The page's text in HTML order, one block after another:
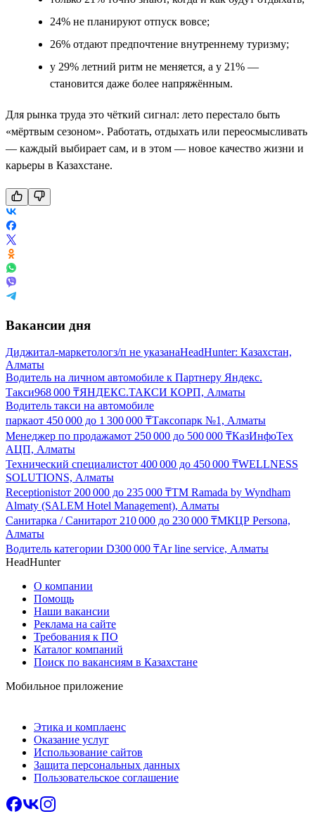
24% не планируют отпуск вовсе;
26% отдают предпочтение внутреннему туризму;
у 29% летний ритм не меняется, а у 21% —
становится даже более напряжённым.
Для рынка труда это чёткий сигнал: лето перестало быть
«мёртвым сезоном». Работать, отдыхать или переосмысливать
— каждый выбирает сам, и в этом — новое качество жизни и
карьеры в Казахстане.
Вакансии дня
Диджитал-маркетологз/п не указанаHeadHunter: Казахстан,
Алматы
Водитель на личном автомобиле к Партнеру Яндекс.
Такси968 000 ₸ЯНДЕКС.ТАКСИ КОРП, Алматы
Водитель такси на автомобиле
паркаот 450 000 до 1 300 000 ₸Таксопарк №1, Алматы
Менеджер по продажамот 250 000 до 500 000 ₸КазИнфоТех
АЦП, Алматы
Технический специалистот 400 000 до 450 000 ₸WELLNESS
SOLUTIONS, Алматы
Receptionistот 200 000 до 235 000 ₸ТМ Ramada by Wyndham
Almaty (SALEM Hotel Management), Алматы
Санитарка / Санитарот 210 000 до 230 000 ₸МКЦР Persona,
Алматы
Водитель категории D300 000 ₸Ar line service, Алматы
HeadHunter
О компании
Помощь
Наши вакансии
Реклама на сайте
Требования к ПО
Каталог компаний
Поиск по вакансиям в Казахстане
Мобильное приложение
Этика и комплаенс
Оказание услуг
Использование сайтов
Защита персональных данных
Пользовательское соглашение